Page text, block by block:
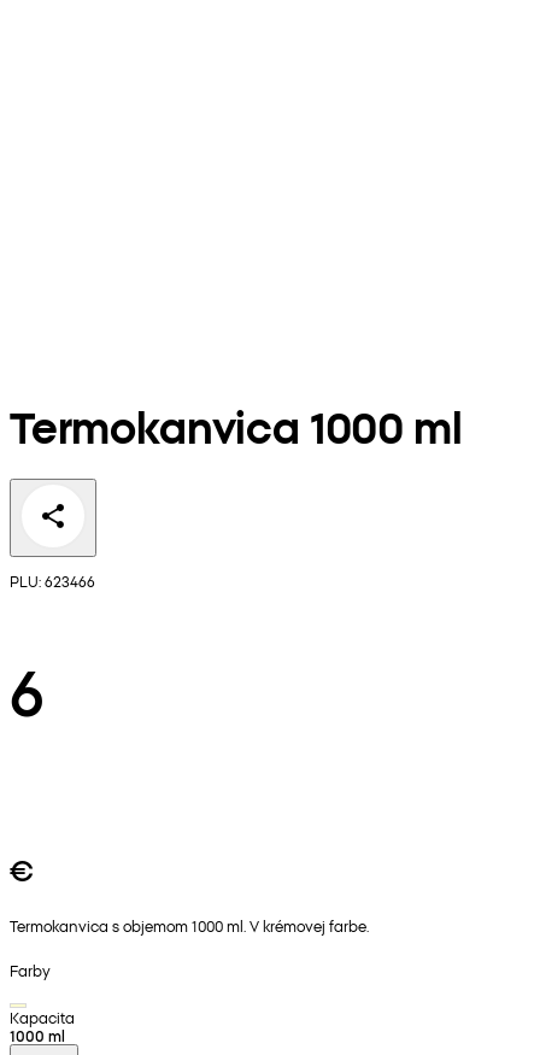
Termokanvica 1000 ml
PLU: 623466
6
€
Termokanvica s objemom 1000 ml. V krémovej farbe.
Farby
Kapacita
1000 ml